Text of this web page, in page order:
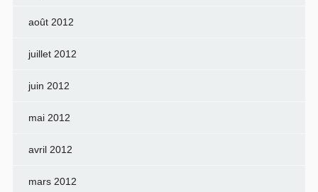
août 2012
juillet 2012
juin 2012
mai 2012
avril 2012
mars 2012